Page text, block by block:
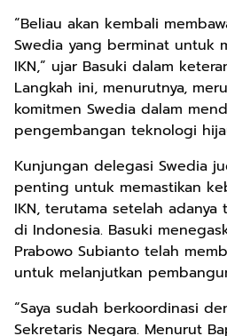
“Beliau akan kembali
Swedia yang berminat untuk
IKN,” ujar Basuki dalam
Langkah ini, menurutnya,
komitmen Swedia dalam
pengembangan teknologi
Kunjungan delegasi Swedia
penting untuk memastikan
IKN, terutama setelah adanya
di Indonesia. Basuki
Prabowo Subianto telah
untuk melanjutkan
“Saya sudah berkoordinasi
Sekretaris Negara. Menurut